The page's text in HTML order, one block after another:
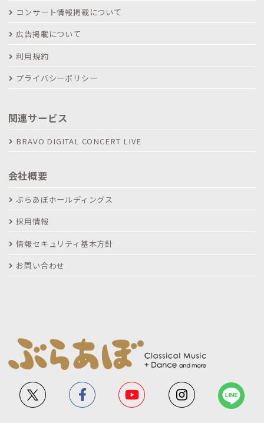
コンサート情報掲載について
広告掲載について
利用規約
プライバシーポリシー
関連サービス
BRAVO DIGITAL CONCERT LIVE
会社概要
ぶらあぼホールディングス
採用情報
情報セキュリティ基本方針
お問い合わせ